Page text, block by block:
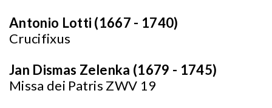
Antonio Lotti (1667 - 1740)
Crucifixus
Jan Dismas Zelenka (1679 - 1745)
Missa dei Patris ZWV 19